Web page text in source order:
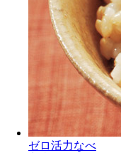
ゼロ活力なべ